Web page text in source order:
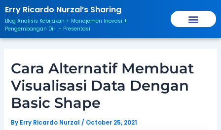
Skip
to
content
Erry Ricardo Nurzal’s Sharing
Blog Analisis Kebijakan + Manajemen Inovasi +
Pengembangan Diri + Presentasi
Cara Alternatif Membuat
Visualisasi Data Dengan
Basic Shape
By Erry Ricardo Nurzal / October 25, 2021
Post
navigation